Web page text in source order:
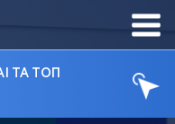
ТА ТОП